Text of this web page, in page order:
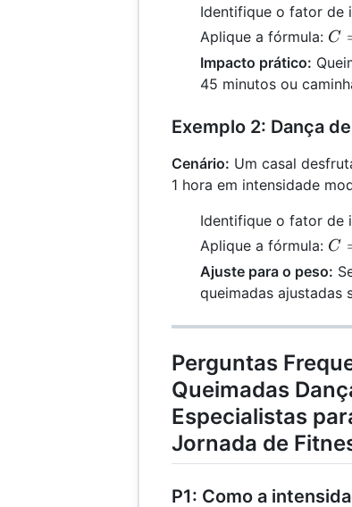
Identifique o fator de
Aplique a fórmula: C
60
C
Impacto prático:
45 minutos ou
Exemplo 2: Dança
Cenário: Um casal
1 hora em intensidade
Identifique o fator de
Aplique a fórmula: C
C
Ajuste para o peso:
queimadas ajustadas
Perguntas
Queimadas
Especialistas
Jornada de
P1: Como a